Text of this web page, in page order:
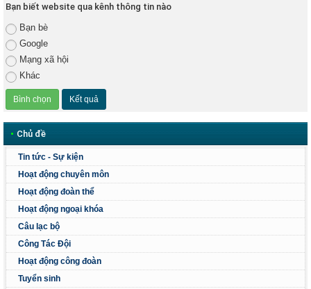
Bạn biết website qua kênh thông tin nào
Bạn bè
Google
Mạng xã hội
Khác
• Chủ đề
Tin tức - Sự kiện
Hoạt động chuyên môn
Hoạt động đoàn thể
Hoạt động ngoại khóa
Câu lạc bộ
Công Tác Đội
Hoạt động công đoàn
Tuyển sinh